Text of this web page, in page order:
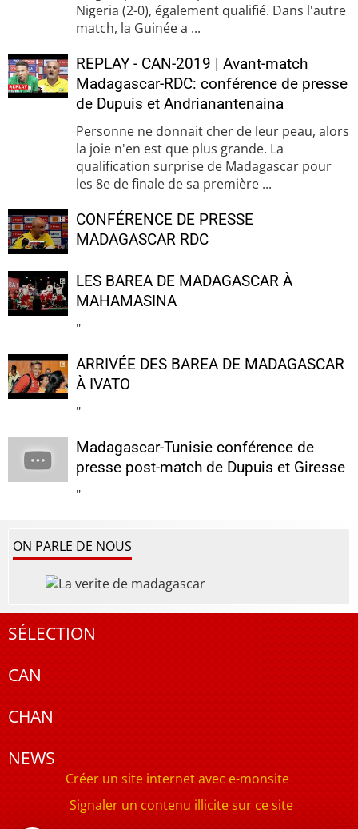
Nigeria (2-0), également qualifié. Dans l'autre
match, la Guinée a ...
REPLAY - CAN-2019 | Avant-match
Madagascar-RDC: conférence de presse
de Dupuis et Andrianantenaina
Personne ne donnait cher de leur peau, alors
la joie n'en est que plus grande. La
qualification surprise de Madagascar pour
les 8e de finale de sa première ...
CONFÉRENCE DE PRESSE
MADAGASCAR RDC
LES BAREA DE MADAGASCAR À
MAHAMASINA
"
ARRIVÉE DES BAREA DE MADAGASCAR
À IVATO
"
Madagascar-Tunisie conférence de
presse post-match de Dupuis et Giresse
"
ON PARLE DE NOUS
SÉLECTION
CAN
CHAN
NEWS
Créer un site internet avec e-monsite
Signaler un contenu illicite sur ce site